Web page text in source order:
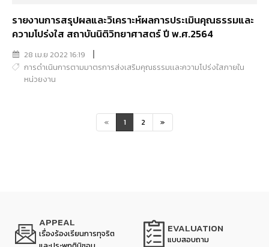
รายงานการสรุปผลและวิเคราะห์ผลการประเมินคุณธรรมและ
ความโปร่งใส สถาบันนิติวิทยาศาสตร์ ปี พ.ศ.2564
28 เม.ย 2022 16:19
การดำเนินการตามมาตรการส่งเสริมคุณธรรมเเละความโปร่งใสภายใน
หน่วยงาน
« 1 2 »
APPEAL
เรื่องร้องเรียนการทุจริต
EVALUATION
แบบสอบถาม